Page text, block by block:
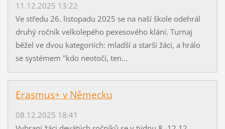
11.12.2025 13:22
Ve středu 26. listopadu 2025 se na naší škole odehrál
druhý ročník velkolepého pexesového klání. Turnaj
běžel ve dvou kategoriích: mladší a starší žáci, a hrálo
se systémem "kdo neotočí, ten...
Erasmus+ v Německu
08.12.2025 18:41